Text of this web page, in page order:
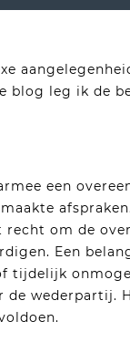
blog leg ik de
een
om de
Een
tijdelijk
wederpartij.